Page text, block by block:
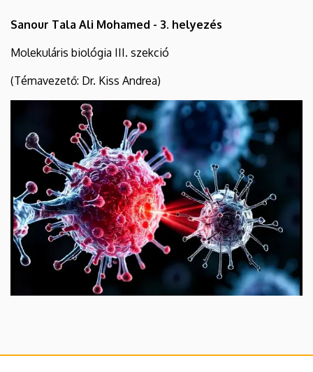
Sanour Tala Ali Mohamed - 3. helyezés
Molekuláris biológia III. szekció
(Témavezető: Dr. Kiss Andrea)